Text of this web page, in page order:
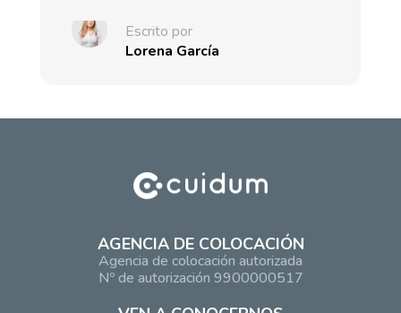
Escrito por
Lorena García
AGENCIA DE COLOCACIÓN
Agencia de colocación autorizada
Nº de autorización 9900000517